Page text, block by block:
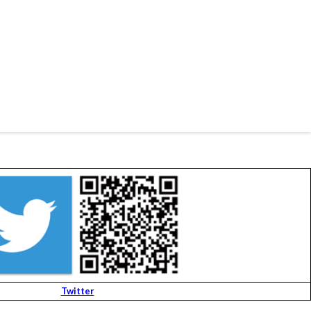
Twitter